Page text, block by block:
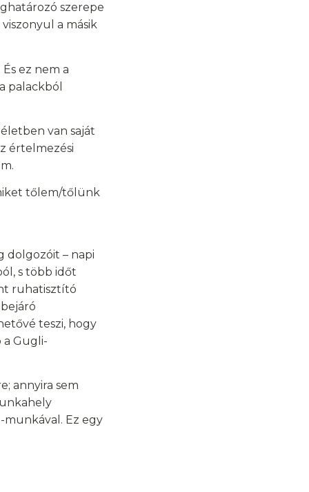
szerepe
a másik
ez nem a
palackból
van saját
értelmezési
tőlem/tőlünk
dolgozóit – napi
s több időt
ruhatisztító
teszi, hogy
a Gugli-
annyira sem
Ez egy